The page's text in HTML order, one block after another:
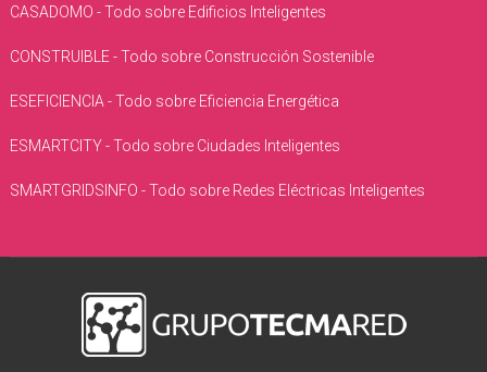
CASADOMO - Todo sobre Edificios Inteligentes
CONSTRUIBLE - Todo sobre Construcción Sostenible
ESEFICIENCIA - Todo sobre Eficiencia Energética
ESMARTCITY - Todo sobre Ciudades Inteligentes
SMARTGRIDSINFO - Todo sobre Redes Eléctricas Inteligentes